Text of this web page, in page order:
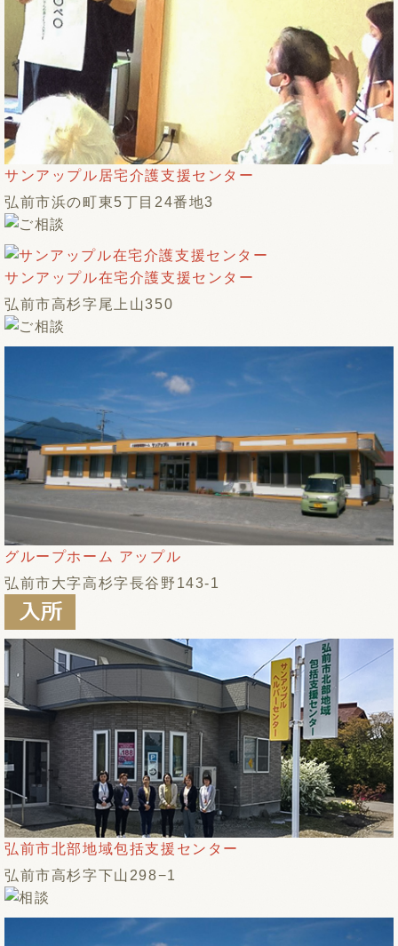
サンアップル居宅介護支援センター
弘前市浜の町東5丁目24番地3
サンアップル在宅介護支援センター
弘前市高杉字尾上山350
グループホーム アップル
弘前市大字高杉字長谷野143-1
弘前市北部地域包括支援センター
弘前市高杉字下山298−1